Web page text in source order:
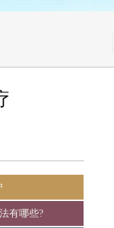
有哪些?